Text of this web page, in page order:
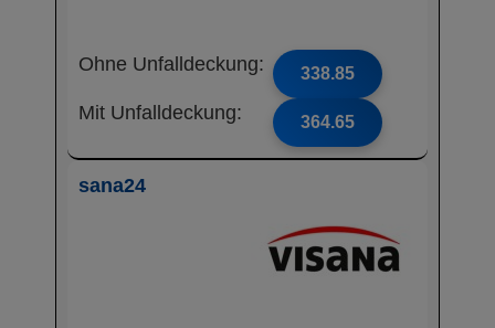
Ohne Unfalldeckung: 338.85
Mit Unfalldeckung: 364.65
sana24